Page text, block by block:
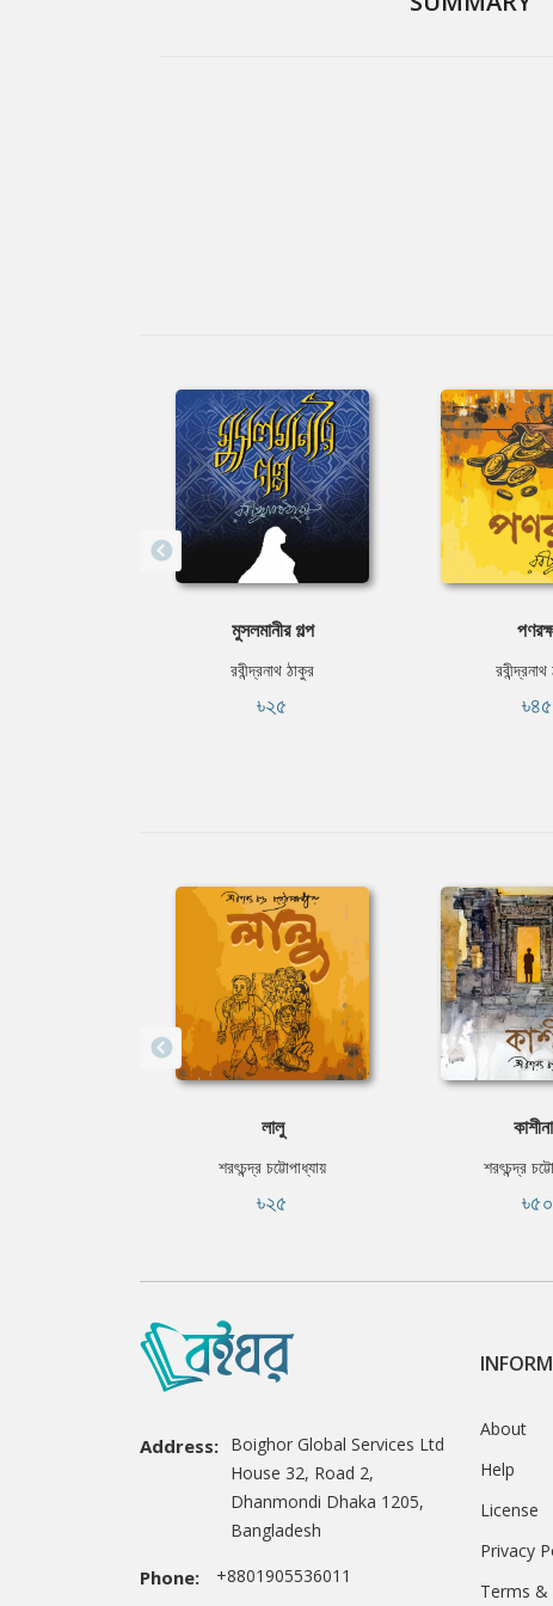
মুসলমানীর গল্প
রবীন্দ্রনাথ ঠাকুর
৳২৫ ৳৪৫
লালু
শরৎচন্দ্র চট্টোপাধ্যায়
৳২৫
শরৎচন্দ্র
৳৫০
Address: Boighor Global Services Ltd
House 32, Road 2,
Dhanmondi Dhaka 1205,
Bangladesh
Phone: +8801905536011
About
Help
License
Privacy
Terms &